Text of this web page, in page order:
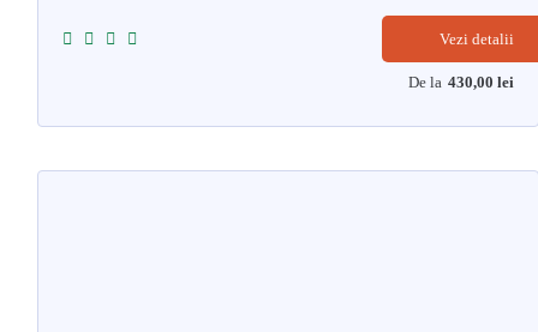
Vezi detalii
De la 430,00 lei